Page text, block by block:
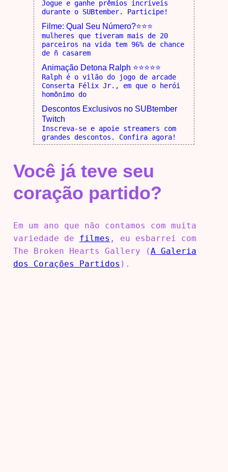
Jogue e ganhe prêmios incríveis
durante o SUBtember. Participe!
Filme: Qual Seu Número?⭐⭐⭐
mulheres que tiveram mais de 20
parceiros na vida tem 96% de chance
de ñ casarem
Animação Detona Ralph ⭐⭐⭐⭐⭐
Ralph é o vilão do jogo de arcade
Conserta Félix Jr., em que o herói
homônimo do
Descontos Exclusivos no SUBtember
Twitch
Inscreva-se e apoie streamers com
grandes descontos. Confira agora!
Você já teve seu
coração partido?
Em um ano que não contamos com muita
variedade de filmes , eu esbarrei com
The Broken Hearts Gallery (A Galeria
dos Corações Partidos ).